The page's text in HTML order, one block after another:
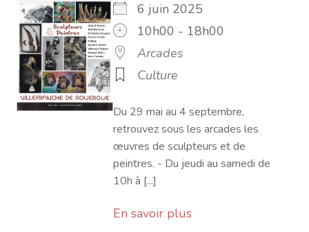
6 juin 2025
10h00 - 18h00
Arcades
Culture
Du 29 mai au 4 septembre,
retrouvez sous les arcades les
œuvres de sculpteurs et de
peintres. - Du jeudi au samedi de
10h à [...]
En savoir plus